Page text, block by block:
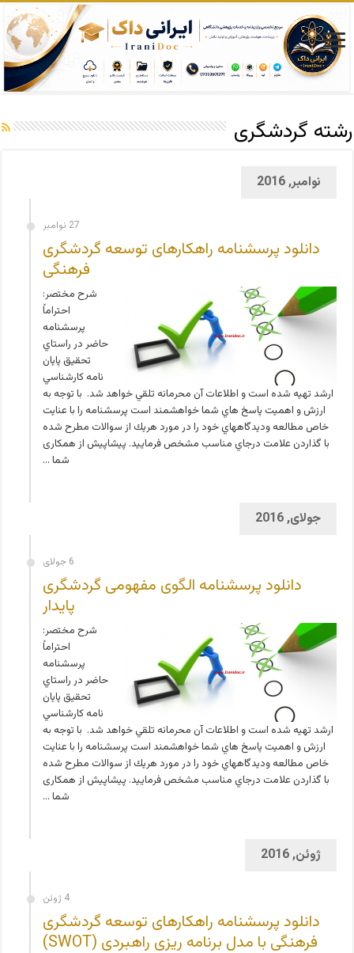
رشته گردشگری
نوامبر, 2016
27 نوامبر
دانلود پرسشنامه راهکارهای توسعه گردشگری
فرهنگی
شرح مختصر:
احتراماً
پرسشنامه
حاضر در راستاي
تحقيق پايان
نامه كارشناسي
ارشد تهيه شده است و اطلاعات آن محرمانه تلقي خواهد شد. با توجه به
ارزش و اهميت پاسخ هاي شما خواهشمند است پرسشنامه را با عنايت
خاص مطالعه وديدگاههاي خود را در مورد هريك از سوالات مطرح شده
با گذاردن علامت درجاي مناسب مشخص فرماييد. پیشاپیش از همکاری
شما …
جولای, 2016
6 جولای
دانلود پرسشنامه الگوی مفهومی گردشگری
پایدار
شرح مختصر:
احتراماً
پرسشنامه
حاضر در راستاي
تحقيق پايان
نامه كارشناسي
ارشد تهيه شده است و اطلاعات آن محرمانه تلقي خواهد شد. با توجه به
ارزش و اهميت پاسخ هاي شما خواهشمند است پرسشنامه را با عنايت
خاص مطالعه وديدگاههاي خود را در مورد هريك از سوالات مطرح شده
با گذاردن علامت درجاي مناسب مشخص فرماييد. پیشاپیش از همکاری
شما …
ژوئن, 2016
4 ژوئن
دانلود پرسشنامه راهکارهای توسعه گردشگری
فرهنگی با مدل برنامه ریزی راهبردی (SWOT)